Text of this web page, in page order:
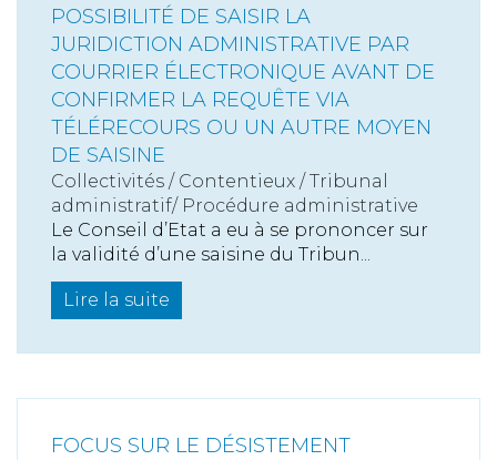
POSSIBILITÉ DE SAISIR LA
JURIDICTION ADMINISTRATIVE PAR
COURRIER ÉLECTRONIQUE AVANT DE
CONFIRMER LA REQUÊTE VIA
TÉLÉRECOURS OU UN AUTRE MOYEN
DE SAISINE
Collectivités / Contentieux /Tribunal
administratif/ Procédure administrative
Le Conseil d’Etat a eu à se prononcer sur
la validité d’une saisine du Tribun...
Lire la suite
FOCUS SUR LE DÉSISTEMENT